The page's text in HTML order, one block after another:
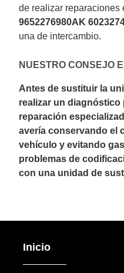
de realizar reparaciones
9652276980AK
una de intercambio.
NUESTRO CONSEJO
Antes de sustituir la
realizar un diagnóstico
reparación
avería conservando el
vehículo y evitando
problemas de
con una unidad de
Inicio